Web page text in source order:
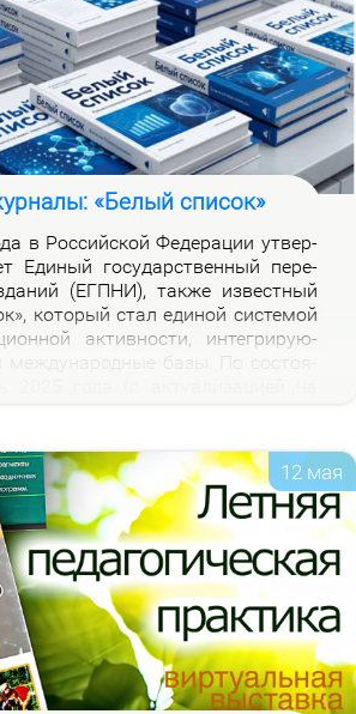
«Белый список»
в Рос­сий­ской Фе­де­ра­ции утвер­
Еди­ный го­судар­ствен­ный пе­ре­
(ЕГПНИ), так­же из­вест­ный
ко­то­рый стал еди­ной си­сте­мой
ак­тив­но­сти, ин­те­гри­ру­ю­
12 мая